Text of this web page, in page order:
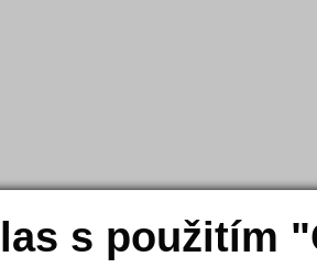
s použitím